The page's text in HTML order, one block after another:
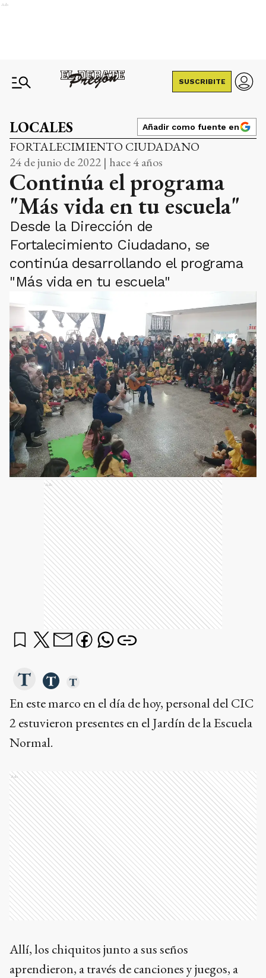
Ads
SUSCRIBITE
LOCALES Añadir como fuente en
FORTALECIMIENTO CIUDADANO
24 de junio de 2022 | hace 4 años
Continúa el programa
"Más vida en tu escuela"
Desde la Dirección de
Fortalecimiento Ciudadano, se
continúa desarrollando el programa
"Más vida en tu escuela"
Ads
En este marco en el día de hoy, personal del CIC
2 estuvieron presentes en el Jardín de la Escuela
Normal.
Ads
Allí, los chiquitos junto a sus seños
aprendieron, a través de canciones y juegos, a